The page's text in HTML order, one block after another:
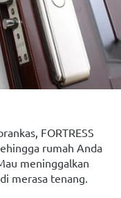
FORTRESS
rumah Anda
meninggalkan
merasa tenang.